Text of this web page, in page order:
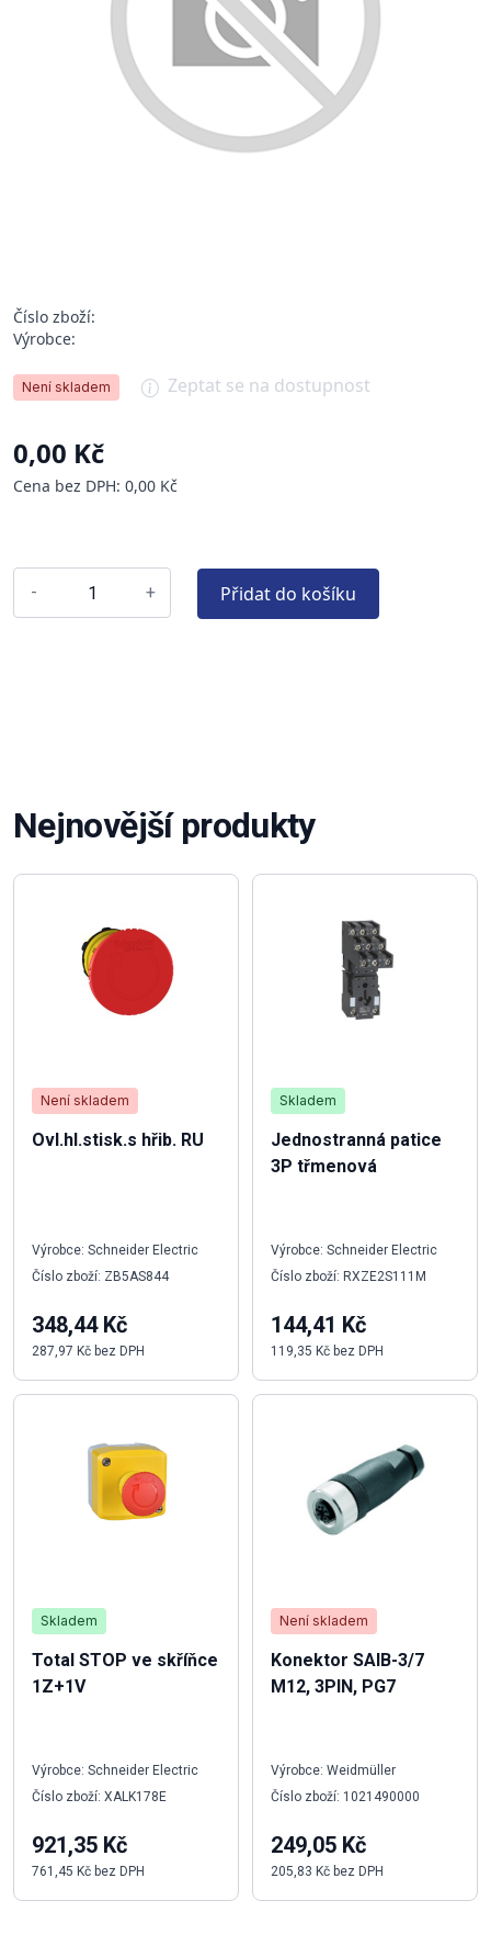
Číslo zboží:
Výrobce:
Není skladem Zeptat se na dostupnost
0,00 Kč
Cena bez DPH: 0,00 Kč
- + Přidat do košíku
Nejnovější produkty
Není skladem
Ovl.hl.stisk.s hřib. RU
Výrobce: Schneider Electric
Číslo zboží: ZB5AS844
348,44 Kč
287,97 Kč bez DPH
Skladem
Total STOP ve skříňce
1Z+1V
Výrobce: Schneider Electric
Číslo zboží: XALK178E
921,35 Kč
761,45 Kč bez DPH
Skladem
Jednostranná patice
3P třmenová
Výrobce: Schneider Electric
Číslo zboží: RXZE2S111M
144,41 Kč
119,35 Kč bez DPH
Není skladem
Konektor SAIB-3/7
M12, 3PIN, PG7
Výrobce: Weidmüller
Číslo zboží: 1021490000
249,05 Kč
205,83 Kč bez DPH